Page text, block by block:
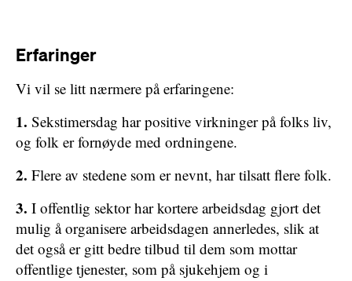
Erfaringer
Vi vil se litt nærmere på erfaringene:
1. Sekstimersdag har positive virkninger på folks liv,
og folk er fornøyde med ordningene.
2. Flere av stedene som er nevnt, har tilsatt flere folk.
3. I offentlig sektor har kortere arbeidsdag gjort det
mulig å organisere arbeidsdagen annerledes, slik at
det også er gitt bedre tilbud til dem som mottar
offentlige tjenester, som på sjukehjem og i